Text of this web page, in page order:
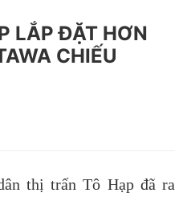
LẮP ĐẶT HƠN
CHIẾU
thị trấn Tô Hạp đã ra